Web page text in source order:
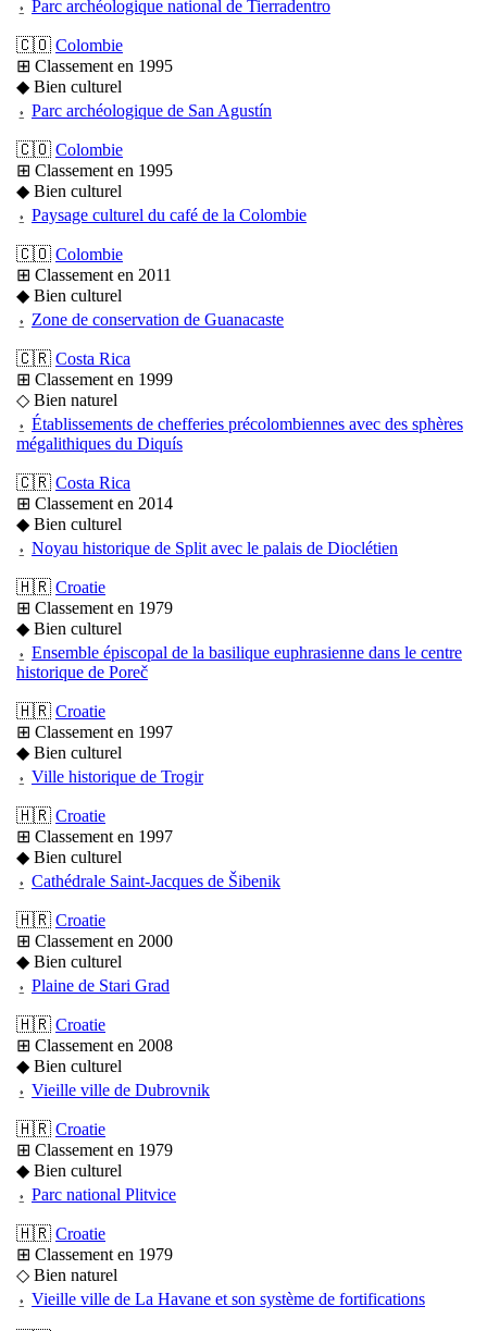
⍚ Parc archéologique national de Tierradentro
🇨🇴 Colombie
⊞ Classement en 1995
◆ Bien culturel
⍚ Parc archéologique de San Agustín
🇨🇴 Colombie
⊞ Classement en 1995
◆ Bien culturel
⍚ Paysage culturel du café de la Colombie
🇨🇴 Colombie
⊞ Classement en 2011
◆ Bien culturel
⍚ Zone de conservation de Guanacaste
🇨🇷 Costa Rica
⊞ Classement en 1999
◇ Bien naturel
⍚ Établissements de chefferies précolombiennes avec des sphères
mégalithiques du Diquís
🇨🇷 Costa Rica
⊞ Classement en 2014
◆ Bien culturel
⍚ Noyau historique de Split avec le palais de Dioclétien
🇭🇷 Croatie
⊞ Classement en 1979
◆ Bien culturel
⍚ Ensemble épiscopal de la basilique euphrasienne dans le centre
historique de Poreč
🇭🇷 Croatie
⊞ Classement en 1997
◆ Bien culturel
⍚ Ville historique de Trogir
🇭🇷 Croatie
⊞ Classement en 1997
◆ Bien culturel
⍚ Cathédrale Saint-Jacques de Šibenik
🇭🇷 Croatie
⊞ Classement en 2000
◆ Bien culturel
⍚ Plaine de Stari Grad
🇭🇷 Croatie
⊞ Classement en 2008
◆ Bien culturel
⍚ Vieille ville de Dubrovnik
🇭🇷 Croatie
⊞ Classement en 1979
◆ Bien culturel
⍚ Parc national Plitvice
🇭🇷 Croatie
⊞ Classement en 1979
◇ Bien naturel
⍚ Vieille ville de La Havane et son système de fortifications